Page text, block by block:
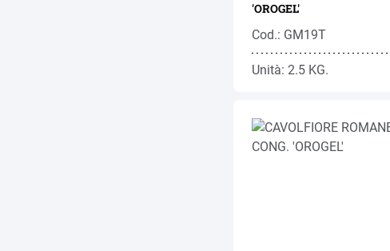
'OROGEL'
Cod.: GM19T
Unità: 2.5 KG.